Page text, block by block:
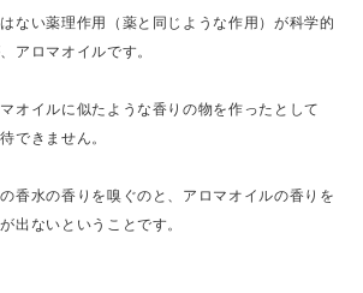
ない薬理作用（薬と同じような作用）が科学的
アロマオイルです。
オイルに似たような香りの物を作ったとして
できません。
香水の香りを嗅ぐのと、アロマオイルの香りを
出ないということです。